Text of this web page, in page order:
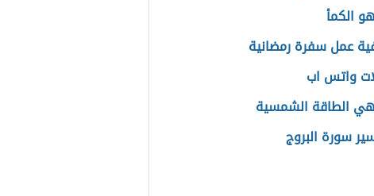
الكمأ
عمل سفرة رمضانية
واتس اب
الطاقة الشمسية
سورة البروج